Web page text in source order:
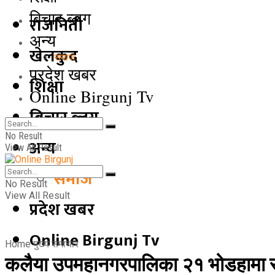
राजनिती
खेलकुद
शिक्षा
बिचार ब्लग
अन्य
समाज
प्रदेश खबर
Online Birgunj Tv
बिचार ब्लग
अन्य
समाज
प्रदेश खबर
Online Birgunj Tv
No Result
View All Result
No Result
View All Result
Home मुख्य समाचार
कलैया उपमहानगरपालिका २१ भोडहामा